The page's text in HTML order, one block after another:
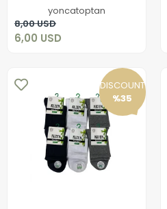
yoncatoptan
8,00 USD
6,00 USD
Add to cart
DISCOUNT
%35